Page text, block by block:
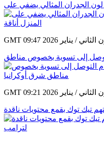
لون الجدران المثالي يضفي على
إلى تسوية بخصوص مناطق
تيك توك بقمع محتويات ناقدة